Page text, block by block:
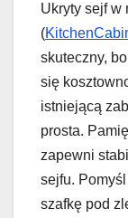
Ukryty sejf w
(
skuteczny,
się
istniejącą
prosta.
zapewni
sejfu.
szafkę pod